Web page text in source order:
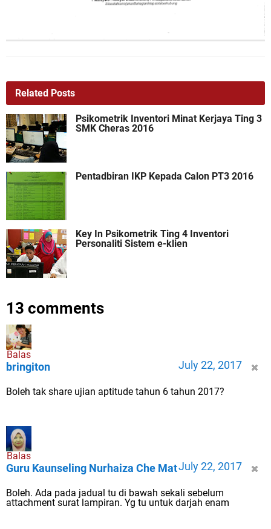
Related Posts
Psikometrik Inventori Minat Kerjaya Ting 3
SMK Cheras 2016
Pentadbiran IKP Kepada Calon PT3 2016
Key In Psikometrik Ting 4 Inventori
Personaliti Sistem e-klien
13 comments
Balas
bringiton July 22, 2017
Boleh tak share ujian aptitude tahun 6 tahun 2017?
Balas
Guru Kaunseling Nurhaiza Che MatJuly 22, 2017
Boleh. Ada pada jadual tu di bawah sekali sebelum
attachment surat lampiran. Yg tu untuk darjah enam